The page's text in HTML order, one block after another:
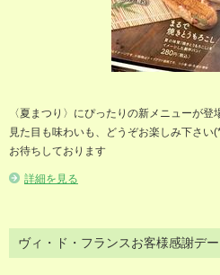
〈夏まつり〉にぴったりの新メニューが登
見た目も味わいも、どうぞお楽しみ下さい
お待ちしております
詳細を見る
ヴィ・ド・フランスお客様感謝デー